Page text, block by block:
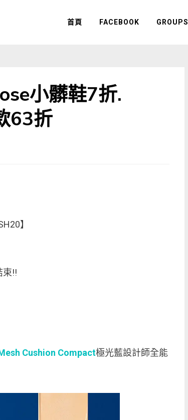
首頁 FACEBOOK GROUPS
小髒鞋7折.
63折
】
束!!
Cushion Compact極光藍設計師全能